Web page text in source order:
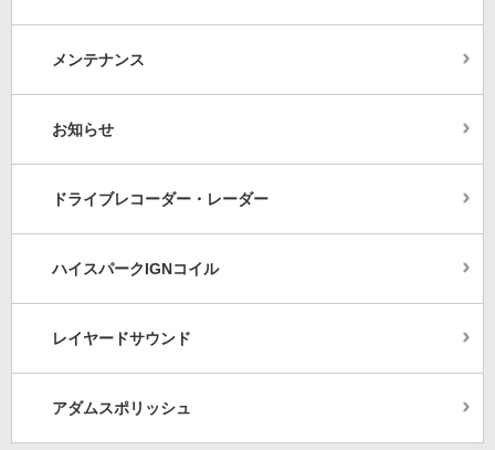
メンテナンス
お知らせ
ドライブレコーダー・レーダー
ハイスパークIGNコイル
レイヤードサウンド
アダムスポリッシュ